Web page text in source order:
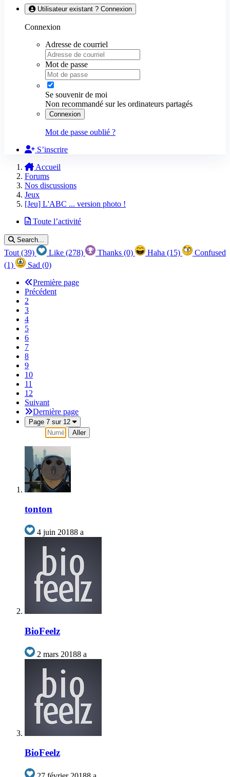
Utilisateur existant ? Connexion
Connexion
Adresse de courriel
Mot de passe
Se souvenir de moi
Non recommandé sur les ordinateurs partagés
Connexion
Mot de passe oublié ?
S’inscrire
Accueil
Forums
Nos discussions
Jeux
[Jeu] L'ABC ... version photo !
Toute l’activité
Search...
Tout (39) Like (278) Thanks (0) Haha (15)
Confused
(1)
Sad (0)
Première page
Précédent
2
3
4
5
6
7
8
9
10
11
12
Suivant
Dernière page
Page 7 sur 12
Aller
tonton
4 juin 20188 a
BioFeelz
2 mars 20188 a
BioFeelz